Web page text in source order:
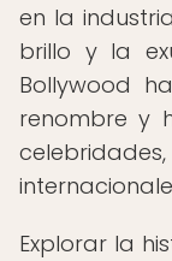
en la
brillo y la
Bollywood
renombre y
Explorar la